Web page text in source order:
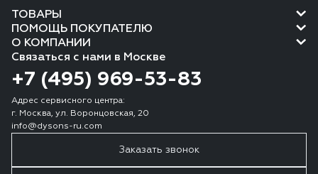
ТОВАРЫ
ПОМОЩЬ ПОКУПАТЕЛЮ
О КОМПАНИИ
Связаться с нами в Москве
+7 (495) 969-53-83
Адрес сервисного центра:
г. Москва, ул. Воронцовская, 20
info@dysons-ru.com
Заказать звонок